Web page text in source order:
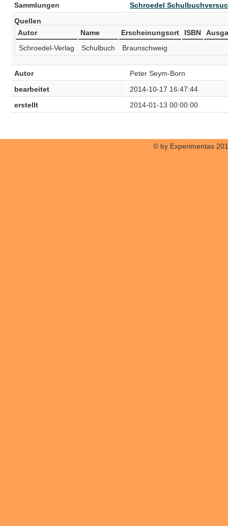
Sammlungen
Schroedel
Quellen
Autor
Name Erscheinungsort ISBN
Schroedel-Verlag
Schulbuch Braunschweig
Autor
Peter Seym-Born
bearbeitet
2014-10-17 16:47:44
erstellt
2014-01-13 00:00:00
© by Experimentas